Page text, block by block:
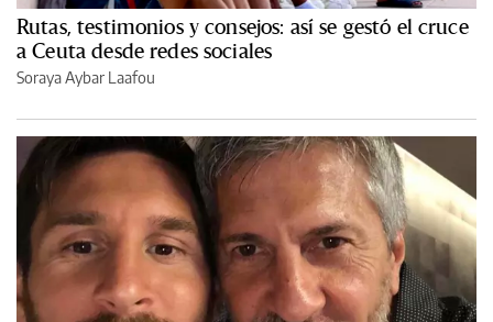
Rutas, testimonios y consejos: así se gestó el cruce
a Ceuta desde redes sociales
Soraya Aybar Laafou